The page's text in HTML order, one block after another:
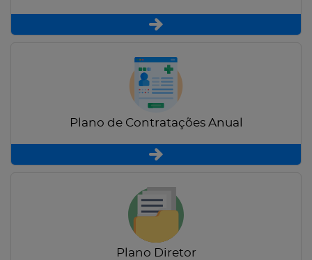
Plano de Contratações Anual
Plano Diretor